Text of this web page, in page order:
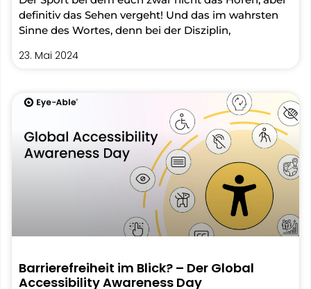
definitiv das Sehen vergeht! Und das im wahrsten
Sinne des Wortes, denn bei der Disziplin,
23. Mai 2024
Barrierefreiheit im Blick? – Der Global
Accessibility Awareness Day